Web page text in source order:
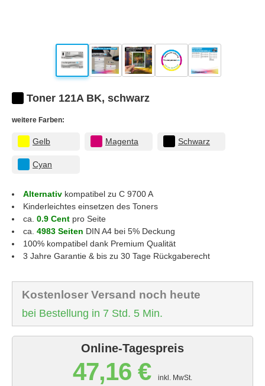
Toner 121A BK, schwarz
weitere Farben:
Gelb Magenta Schwarz
Cyan
Alternativ kompatibel zu C 9700 A
Kinderleichtes einsetzen des Toners
ca. 0.9 Cent pro Seite
ca. 4983 Seiten DIN A4 bei 5% Deckung
100% kompatibel dank Premium Qualität
3 Jahre Garantie & bis zu 30 Tage Rückgaberecht
Kostenloser Versand noch heute
bei Bestellung in 7 Std. 5 Min.
Online-Tagespreis
47,16 € inkl. MwSt.